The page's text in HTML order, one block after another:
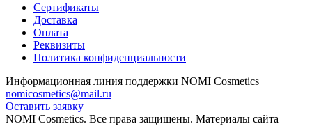
Сертификаты
Доставка
Оплата
Реквизиты
Политика конфиденциальности
Информационная линия поддержки NOMI Сosmetics
nomicosmetics@mail.ru
Оставить заявку
NOMI Сosmetics. Все права защищены. Материалы сайта